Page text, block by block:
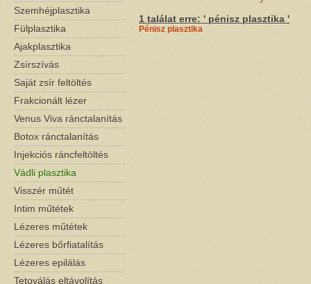
1 találat erre: ' pénisz plasztika '
Pénisz plasztika
Szemhéjplasztika
Fülplasztika
Ajakplasztika
Zsírszívás
Saját zsír feltöltés
Frakcionált lézer
Venus Viva ránctalanítás
Botox ránctalanítás
Injekciós ráncfeltöltés
Vádli plasztika
Visszér műtét
Intim műtétek
Lézeres műtétek
Lézeres bőrfiatalítás
Lézeres epilálás
Tetoválás eltávolítás